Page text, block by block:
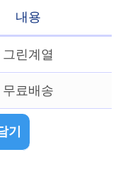
내용
그린계열
무료배송
기